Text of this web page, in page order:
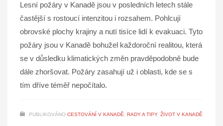
Lesní požáry v Kanadě jsou v posledních letech stále
častější s rostoucí intenzitou i rozsahem. Pohlcují
obrovské plochy krajiny a nutí tisíce lidí k evakuaci. Tyto
požáry jsou v Kanadě bohužel každoroční realitou, která
se v důsledku klimatických změn pravděpodobně bude
dále zhoršovat. Požáry zasahují už i oblasti, kde se s
tím dříve téměř nepočítalo.
PUBLIKOVÁNO CESTOVÁNÍ V KANADĚ, RADY A TIPY, ŽIVOT V KANADĚ